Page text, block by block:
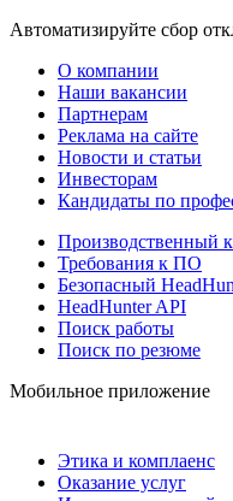
Автоматизируйте сбор
О компании
Наши вакансии
Партнерам
Реклама на сайте
Новости и статьи
Инвесторам
Кандидаты по
Производственный
Требования к ПО
Безопасный
HeadHunter API
Поиск работы
Поиск по резюме
Мобильное приложение
Этика и комплаенс
Оказание услуг